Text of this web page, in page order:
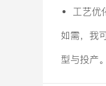
工艺优
如需，我
型与投产。